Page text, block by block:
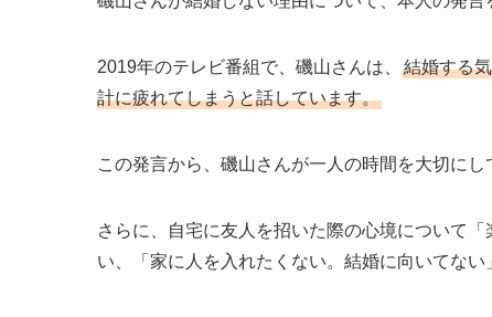
2019年のテレビ番組で、磯山さんは、
結婚する
計に疲れてしまうと話しています。
この発言から、磯山さんが一人の時間を大切にし
さらに、自宅に友人を招いた際の心境について
い、「家に人を入れたくない。結婚に向いてない